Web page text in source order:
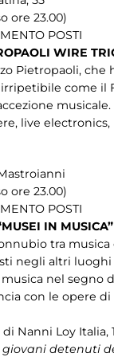
ore 23.00)
POSTI
WIRE
Pietropaoli,
come il
musicale.
live electronics,
ore 23.00)
POSTI
IN MUSICA”
tra
negli altri luoghi
nel
con le
di Nanni Loy Italia,
detenuti